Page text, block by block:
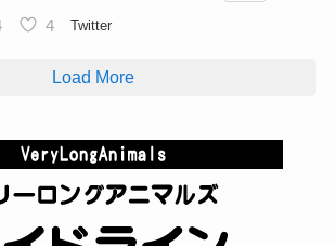
4 Twitter
Load More